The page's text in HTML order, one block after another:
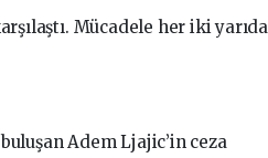
Mücadele her iki yarıda
Adem Ljajic’in ceza